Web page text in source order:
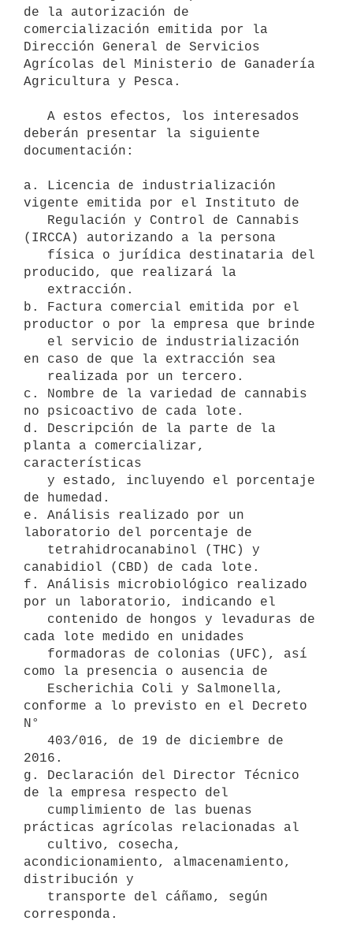
de la autorización de
comercialización emitida por la
Dirección General de Servicios
Agrícolas del Ministerio de Ganadería
Agricultura y Pesca.
deberán presentar la siguiente
documentación:
a. Licencia de industrialización
vigente emitida por el Instituto de
(IRCCA) autorizando a la persona
producido, que realizará la
b. Factura comercial emitida por el
productor o por la empresa que brinde
en caso de que la extracción sea
c. Nombre de la variedad de cannabis
no psicoactivo de cada lote.
d. Descripción de la parte de la
planta a comercializar,
características
de humedad.
e. Análisis realizado por un
laboratorio del porcentaje de
canabidiol (CBD) de cada lote.
f. Análisis microbiológico realizado
por un laboratorio, indicando el
cada lote medido en unidades
como la presencia o ausencia de
conforme a lo previsto en el Decreto
N°
2016.
g. Declaración del Director Técnico
de la empresa respecto del
prácticas agrícolas relacionadas al
acondicionamiento, almacenamiento,
distribución y
corresponda.